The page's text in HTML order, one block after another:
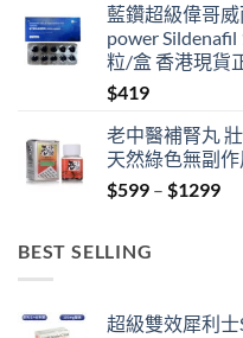
藍鑽超級偉哥威
power Sildenafil
粒/盒 香港現貨
$419
老中醫補腎丸
天然綠色無副
$599 – $1299
BEST SELLING
超級雙效犀利士